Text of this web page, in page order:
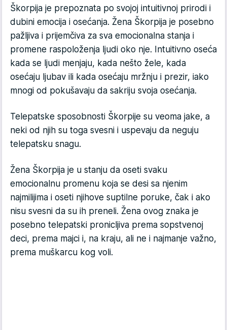
Škorpija je prepoznata po svojoj intuitivnoj prirodi i
dubini emocija i osećanja. Žena Škorpija je posebno
pažljiva i prijemčiva za sva emocionalna stanja i
promene raspoloženja ljudi oko nje. Intuitivno oseća
kada se ljudi menjaju, kada nešto žele, kada
osećaju ljubav ili kada osećaju mržnju i prezir, iako
mnogi od pokušavaju da sakriju svoja osećanja.
Telepatske sposobnosti Škorpije su veoma jake, a
neki od njih su toga svesni i uspevaju da neguju
telepatsku snagu.
Žena Škorpija je u stanju da oseti svaku
emocionalnu promenu koja se desi sa njenim
najmilijima i oseti njihove suptilne poruke, čak i ako
nisu svesni da su ih preneli. Žena ovog znaka je
posebno telepatski pronicljiva prema sopstvenoj
deci, prema majci i, na kraju, ali ne i najmanje važno,
prema muškarcu kog voli.